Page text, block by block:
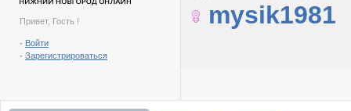
Привет, Гость !
- Войти
- Зарегистрироваться
mysik1981